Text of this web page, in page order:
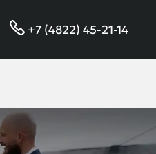
+7 (4822) 45-21-14